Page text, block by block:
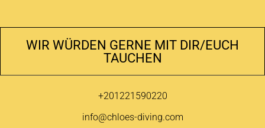
WIR WÜRDEN GERNE MIT DIR/EUCH
TAUCHEN
+201221590220
info@chloes-diving.com